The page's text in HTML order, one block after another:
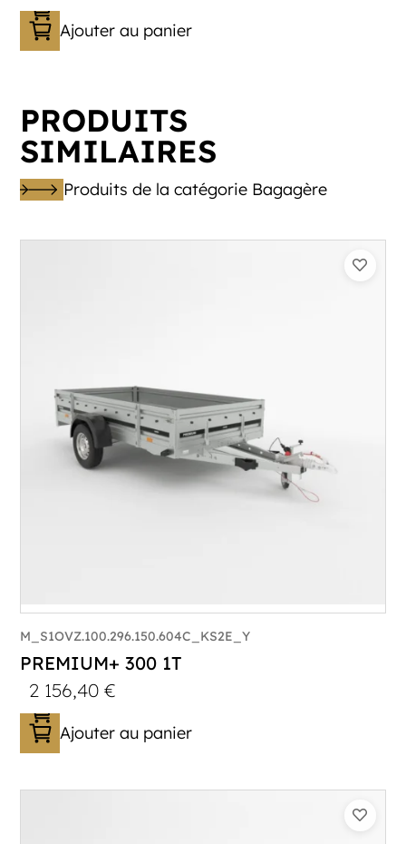
Ajouter au panier
PRODUITS
SIMILAIRES
Produits de la catégorie Bagagère
M_S1OVZ.100.296.150.604C_KS2E_Y
PREMIUM+ 300 1T
2 156,40€
Ajouter au panier